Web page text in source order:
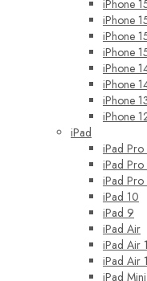
iPhone
iPhone
iPhone
iPhone
iPhone
iPhone
iPhone
iPhone
iPad
iPad Pro
iPad Pro
iPad Pro
iPad 10
iPad 9
iPad Air
iPad Air
iPad Air
iPad